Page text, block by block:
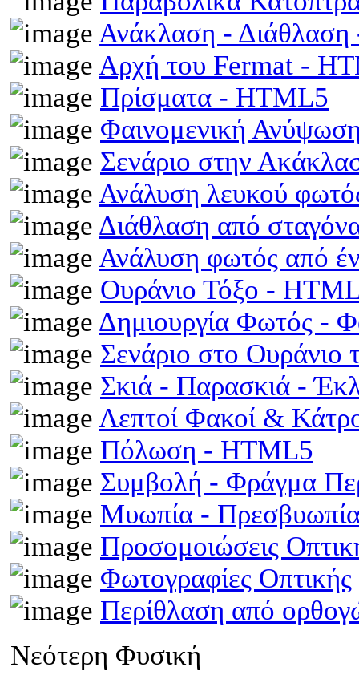
Ανάκλαση -
Αρχή του Fermat -
Πρίσματα - HTML5
Φαινομενική
Σενάριο στην
Ανάλυση λευκού
Διάθλαση από
Ανάλυση φωτός από
Ουράνιο Τόξο -
Δημιουργία Φωτός -
Σενάριο στο Ουράνιο
Σκιά - Παρασκιά -
Λεπτοί Φακοί &
Πόλωση - HTML5
Συμβολή - Φράγμα
Μυωπία -
Προσομοιώσεις
Φωτογραφίες Οπτικής
Περίθλαση από
Νεότερη Φυσική